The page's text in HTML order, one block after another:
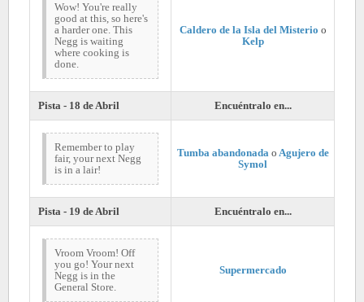
Wow! You're really
good at this, so here's
a harder one. This
Negg is waiting
where cooking is
done.
Caldero de la Isla del Misterio o
Kelp
Pista - 18 de Abril Encuéntralo en...
Remember to play
fair, your next Negg
is in a lair!
Tumba abandonada o Agujero de
Symol
Pista - 19 de Abril Encuéntralo en...
Vroom Vroom! Off
you go! Your next
Negg is in the
General Store.
Supermercado